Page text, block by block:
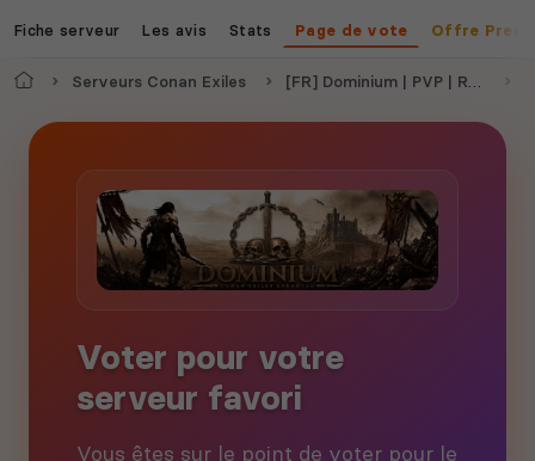
Fiche serveur Les avis Stats Page de vote Offre
AccueilServeurs Conan Exiles [FR] Dominium | PVP | RP | ERP | 18+ | Enhanced
Voter pour votre
serveur favori
Vous êtes sur le point de voter pour le